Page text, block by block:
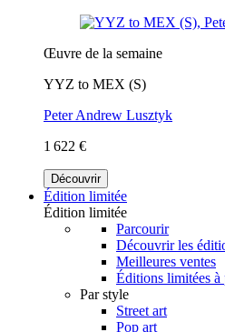
Œuvre de la semaine
YYZ to MEX (S)
Peter Andrew Lusztyk
1 622 €
Découvrir
Édition limitée
Édition limitée
Parcourir
Découvrir les
Meilleures ventes
Éditions limitées
Par style
Street art
Pop art